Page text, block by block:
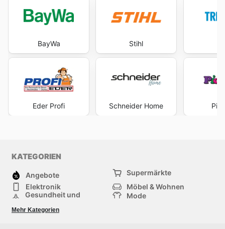
BayWa
Eder Profi
Stihl
Schneider Home
KATEGORIEN
Angebote
Supermärkte
Elektronik
Möbel & Wohnen
Gesundheit und
Mode
Sportartikel und
Sportbekleidung
Mehr Kategorien